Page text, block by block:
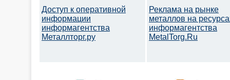
Доступ к оперативной
информации
информагентства
Металлторг.ру
Реклама на рынке
металлов на
информагентства
MetalTorg.Ru